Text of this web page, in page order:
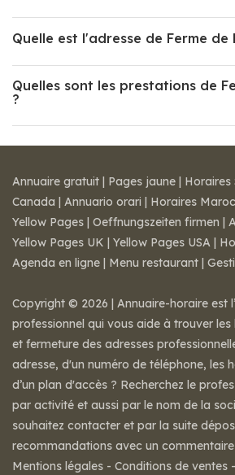
Quelle est l'adresse de Ferme de
Quelles sont les prestations de
?
Annuaire gratuit | Pages jaune | Horaires
Canada | Annuario orari | Horaires Maroc
Yellow Pages | Oeffnungszeiten firmen |
Yellow Pages UK | Yellow Pages USA |
Agenda en ligne | Menu restaurant |
Copyright © 2026 | Annuaire-horaire est
professionnel qui vous aide à trouver les
et fermeture des adresses
adresse, d'un numéro de téléphone, les
d’un plan d'accès ? Recherchez le
par activité et aussi par le nom de la
souhaitez contacter et par la suite
recommandations avec un
Mentions légales - Conditions de ventes -